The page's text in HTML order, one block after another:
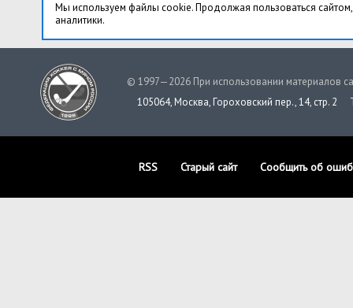
Мы используем файлы cookie. Продолжая пользоваться
аналитики.
© 1997—2026 При использовании материалов
105064, Москва, Гороховский пер., 14, стр. 2
RSS Старый сайт Сообщить об